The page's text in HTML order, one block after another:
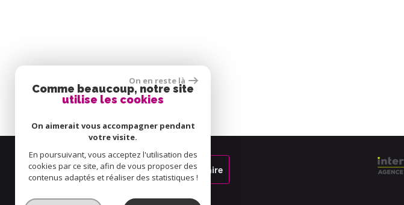
Espace propriétaire
On en reste là
Comme beaucoup, notre site
utilise les cookies
On aimerait vous accompagner pendant
votre visite.
En poursuivant, vous acceptez l'utilisation des
cookies par ce site, afin de vous proposer des
contenus adaptés et réaliser des statistiques !